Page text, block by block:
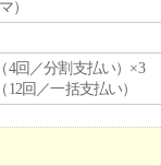
）
4回／分割支払い）×3
12回／一括支払い）